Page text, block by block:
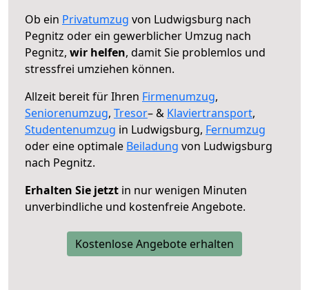
Ob ein Privatumzug von Ludwigsburg nach
Pegnitz oder ein gewerblicher Umzug nach
Pegnitz, wir helfen, damit Sie problemlos und
stressfrei umziehen können.
Allzeit bereit für Ihren Firmenumzug,
Seniorenumzug, Tresor– & Klaviertransport,
Studentenumzug in Ludwigsburg, Fernumzug
oder eine optimale Beiladung von Ludwigsburg
nach Pegnitz.
Erhalten Sie jetzt in nur wenigen Minuten
unverbindliche und kostenfreie Angebote.
Kostenlose Angebote erhalten